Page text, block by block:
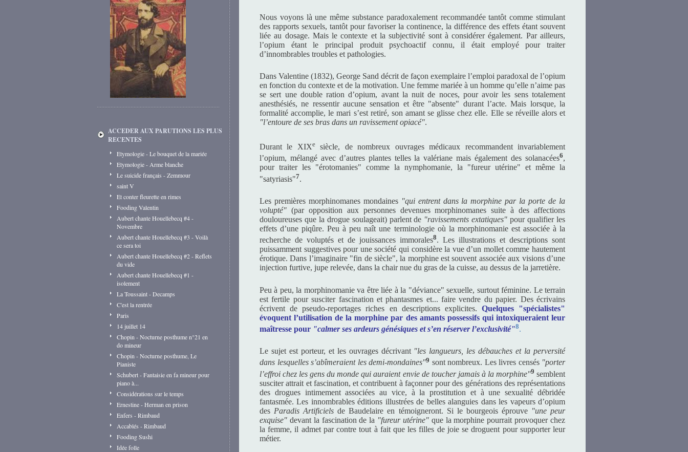
ACCEDER AUX PARUTIONS LES PLUS
RECENTES
Etymologie - Le bouquet de la mariée
Etymologie - Arme blanche
Le suicide français - Zemmour
saint V
Et conter fleurette en rimes
Fooding Valentin
Aubert chante Houellebecq #4 -
Novembre
Aubert chante Houellebecq #3 - Voilà
ce sera toi
Aubert chante Houellebecq #2 - Reflets
du vide
Aubert chante Houellebecq #1 -
isolement
La Toussaint - Decamps
C'est la rentrée
Paris
14 juillet 14
Chopin - Nocturne posthume n°21 en
do mineur
Chopin - Nocturne posthume, Le
Pianiste
Schubert - Fantaisie en fa mineur pour
piano à...
Considérations sur le temps
Ernestine - Herman en prison
Enfers - Rimbaud
Accablés - Rimbaud
Fooding Sushi
Idée folle
Nous voyons là une même substance paradoxalement recommandée tantôt comme stimulant
des rapports sexuels, tantôt pour favoriser la continence, la différence des effets étant souvent
liée au dosage. Mais le contexte et la subjectivité sont à considérer également. Par ailleurs,
l’opium étant le principal produit psychoactif connu, il était employé pour traiter
d’innombrables troubles et pathologies.
Dans Valentine (1832), George Sand décrit de façon exemplaire l’emploi paradoxal de l’opium
en fonction du contexte et de la motivation. Une femme mariée à un homme qu’elle n’aime pas
se sert une double ration d’opium, avant la nuit de noces, pour avoir les sens totalement
anesthésiés, ne ressentir aucune sensation et être "absente" durant l’acte. Mais lorsque, la
formalité accomplie, le mari s’est retiré, son amant se glisse chez elle. Elle se réveille alors et
"l’entoure de ses bras dans un ravissement opiacé".
Durant le XIXesiècle, de nombreux ouvrages médicaux recommandent invariablement
l’opium, mélangé avec d’autres plantes telles la valériane mais également des solanacées6,
pour traiter les "érotomanies" comme la nymphomanie, la "fureur utérine" et même la
"satyriasis"7.
Les premières morphinomanes mondaines "qui entrent dans la morphine par la porte de la
volupté" (par opposition aux personnes devenues morphinomanes suite à des affections
douloureuses que la drogue soulageait) parlent de "ravissements extatiques" pour qualifier les
effets d’une piqûre. Peu à peu naît une terminologie où la morphinomanie est associée à la
recherche de voluptés et de jouissances immorales8. Les illustrations et descriptions sont
puissamment suggestives pour une société qui considère la vue d’un mollet comme hautement
érotique. Dans l’imaginaire "fin de siècle", la morphine est souvent associée aux visions d’une
injection furtive, jupe relevée, dans la chair nue du gras de la cuisse, au dessus de la jarretière.
Peu à peu, la morphinomanie va être liée à la "déviance" sexuelle, surtout féminine. Le terrain
est fertile pour susciter fascination et phantasmes et... faire vendre du papier. Des écrivains
écrivent de pseudo-reportages riches en descriptions explicites. Quelques "spécialistes"
évoquent l’utilisation de la morphine par des amants possessifs qui intoxiqueraient leur
maîtresse pour "calmer ses ardeurs génésiques et s’en réserver l’exclusivité"8.
Le sujet est porteur, et les ouvrages décrivant "les langueurs, les débauches et la perversité
dans lesquelles s’abîmeraient les demi-mondaines"9 sont nombreux. Les livres censés "porter
l’effroi chez les gens du monde qui auraient envie de toucher jamais à la morphine"9 semblent
susciter attrait et fascination, et contribuent à façonner pour des générations des représentations
des drogues intimement associées au vice, à la prostitution et à une sexualité débridée
fantasmée. Les innombrables éditions illustrées de belles alanguies dans les vapeurs d’opium
des Paradis Artificiels de Baudelaire en témoigneront. Si le bourgeois éprouve "une peur
exquise" devant la fascination de la "fureur utérine"que la morphine pourrait provoquer chez
la femme, il admet par contre tout à fait que les filles de joie se droguent pour supporter leur
métier.